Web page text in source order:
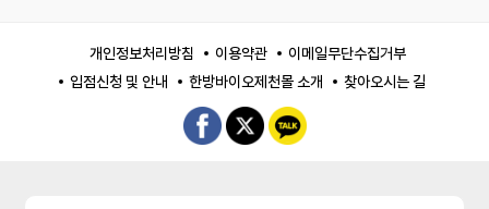
개인정보처리방침 이용약관
이메일무단수집거부
입점신청 및 안내
한방바이오제천몰 소개 찾아오시는 길